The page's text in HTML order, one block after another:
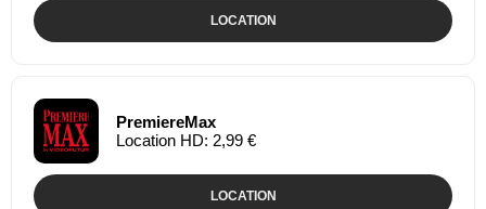
LOCATION
PremiereMax
Location HD: 2,99 €
LOCATION